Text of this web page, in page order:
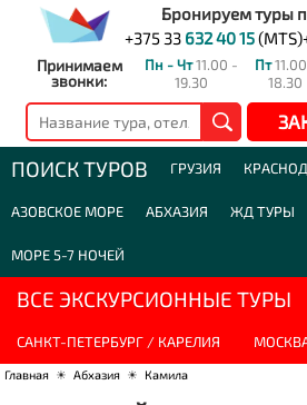
Бронируем туры
+375 33 632 40 15(MTS)
Принимаем
звонки:
Пн - Чт11.00 -
19.30
Пт
18.30
ПОИСК ТУРОВ ГРУЗИЯ
АЗОВСКОЕ МОРЕ АБХАЗИЯ ЖД ТУРЫ
МОРЕ 5-7 НОЧЕЙ
ВСЕ ЭКСКУРСИОННЫЕ ТУРЫ
САНКТ-ПЕТЕРБУРГ / КАРЕЛИЯ
Главная ☀ Абхазия ☀ Камила